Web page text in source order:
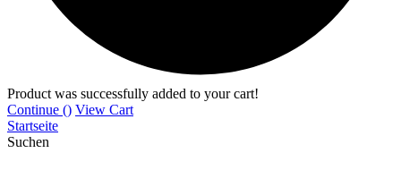
Product was successfully added to your cart!
Continue () View Cart
Startseite
Suchen